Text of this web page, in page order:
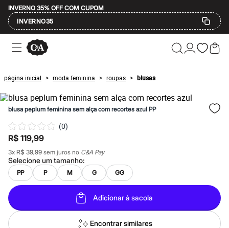
INVERNO 35% OFF COM CUPOM
INVERNO35
Ofertas
Compre por Departamento
Masculino
Infantil
Calçados
Mindse7
Plus Size
Até 20% off
Até 40% off
Até 60% off
A partir de 60% off
Feminino
Em alta
Inverno
Alfaiataria
Novidades
Roupas
Blusas e Camisetas
Básicos
página inicial > moda feminina > roupas > blusas
blusa peplum feminina sem alça com recortes azul PP
(0)
R$ 119,99
3x R$ 39,99 sem juros no C&A Pay
Selecione umtamanho:
PP P M G GG
Adicionar à sacola
Encontrar similares